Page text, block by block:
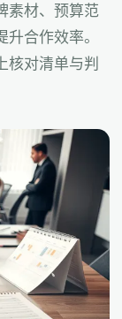
素材、预算范
合作效率。
核对清单与判